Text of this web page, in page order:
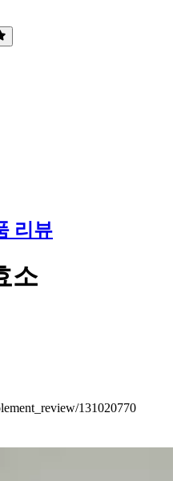
리뷰
소
131020770